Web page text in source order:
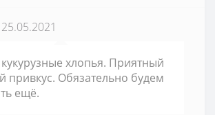
25.05.2021
хлопья. Приятный
привкус. Обязательно будем
ещё.